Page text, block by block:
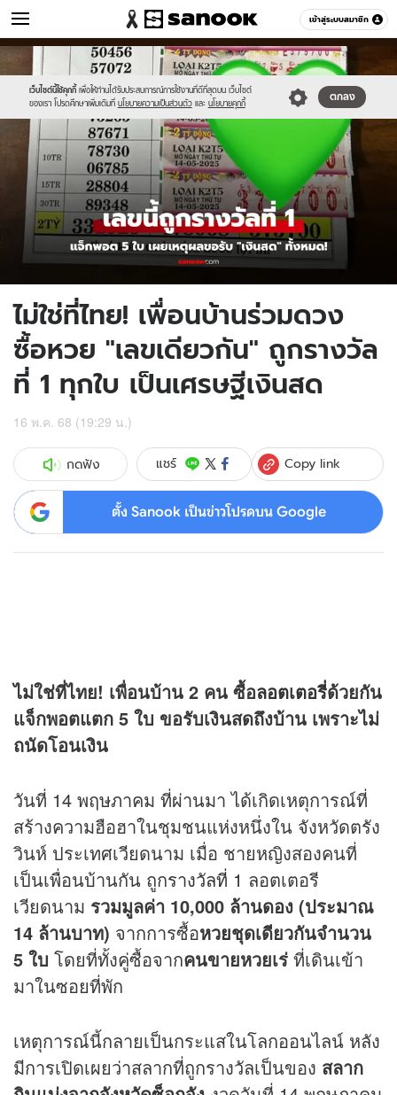
เข้าสู่ระบบสมาชิก
ข่าว หมวดอื่นๆ
เว็บไซต์นี้ใช้คุกกี้ เพื่อให้ท่านได้รับประสบการณ์การใช้งานที่ดีที่สุดบน เว็บไซต์
ของเรา โปรดศึกษาเพิ่มเติมที่ นโยบายความเป็นส่วนตัว และ นโยบายคุกกี้
ตกลง
Sanook
//s.isanook.com/sr/0/images/logo-
new-
sanook.png
600
60
//s.isanook.com/ns/0/ud/1958/9790058/newnew-
thumbnail1200x720(5).jpg
ไม่ใช่ที่ไทย! เพื่อนบ้านร่วมดวง
ซื้อหวย "เลขเดียวกัน" ถูกรางวัล
ที่ 1 ทุกใบ เป็นเศรษฐีเงินสด
16 พ.ค. 68 (19:29 น.)
กดฟัง แชร์ Copy link
ตั้ง Sanook เป็นข่าวโปรดบน Google
ไม่ใช่ที่ไทย! เพื่อนบ้าน 2 คน ซื้อลอตเตอรี่ด้วยกัน
แจ็กพอตแตก 5 ใบ ขอรับเงินสดถึงบ้าน เพราะไม่
ถนัดโอนเงิน
วันที่ 14 พฤษภาคม ที่ผ่านมา ได้เกิดเหตุการณ์ที่
สร้างความฮือฮาในชุมชนแห่งหนึ่งใน จังหวัดตรัง
วินห์ ประเทศเวียดนาม เมื่อ ชายหญิงสองคนที่
เป็นเพื่อนบ้านกัน ถูกรางวัลที่ 1 ลอตเตอรี
เวียดนาม รวมมูลค่า 10,000 ล้านดอง (ประมาณ
14 ล้านบาท) จากการซื้อหวยชุดเดียวกันจำนวน
5 ใบ โดยที่ทั้งคู่ซื้อจากคนขายหวยเร่ ที่เดินเข้า
มาในซอยที่พัก
เหตุการณ์นี้กลายเป็นกระแสในโลกออนไลน์ หลัง
มีการเปิดเผยว่าสลากที่ถูกรางวัลเป็นของ สลาก